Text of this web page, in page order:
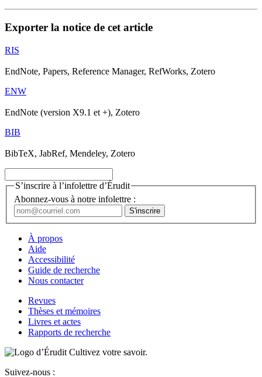
Exporter la notice de cet article
RIS
EndNote, Papers, Reference Manager, RefWorks, Zotero
ENW
EndNote (version X9.1 et +), Zotero
BIB
BibTeX, JabRef, Mendeley, Zotero
S’inscrire à l’infolettre d’Érudit
Abonnez-vous à notre infolettre :
À propos
Aide
Accessibilité
Guide de recherche
Nous contacter
Revues
Thèses et mémoires
Livres et actes
Rapports de recherche
Cultivez votre savoir.
Suivez-nous :